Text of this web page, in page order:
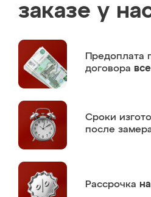
заказе у
Предоплата
договора
Сроки
после
Рассрочка